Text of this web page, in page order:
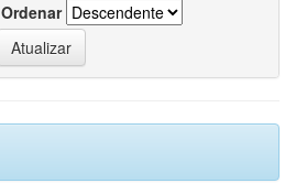
Ordenar